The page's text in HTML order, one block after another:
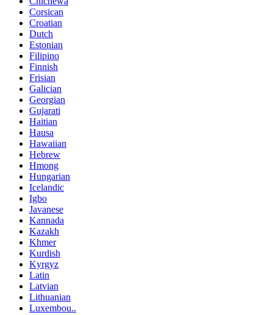
Corsican
Croatian
Dutch
Estonian
Filipino
Finnish
Frisian
Galician
Georgian
Gujarati
Haitian
Hausa
Hawaiian
Hebrew
Hmong
Hungarian
Icelandic
Igbo
Javanese
Kannada
Kazakh
Khmer
Kurdish
Kyrgyz
Latin
Latvian
Lithuanian
Luxembou..